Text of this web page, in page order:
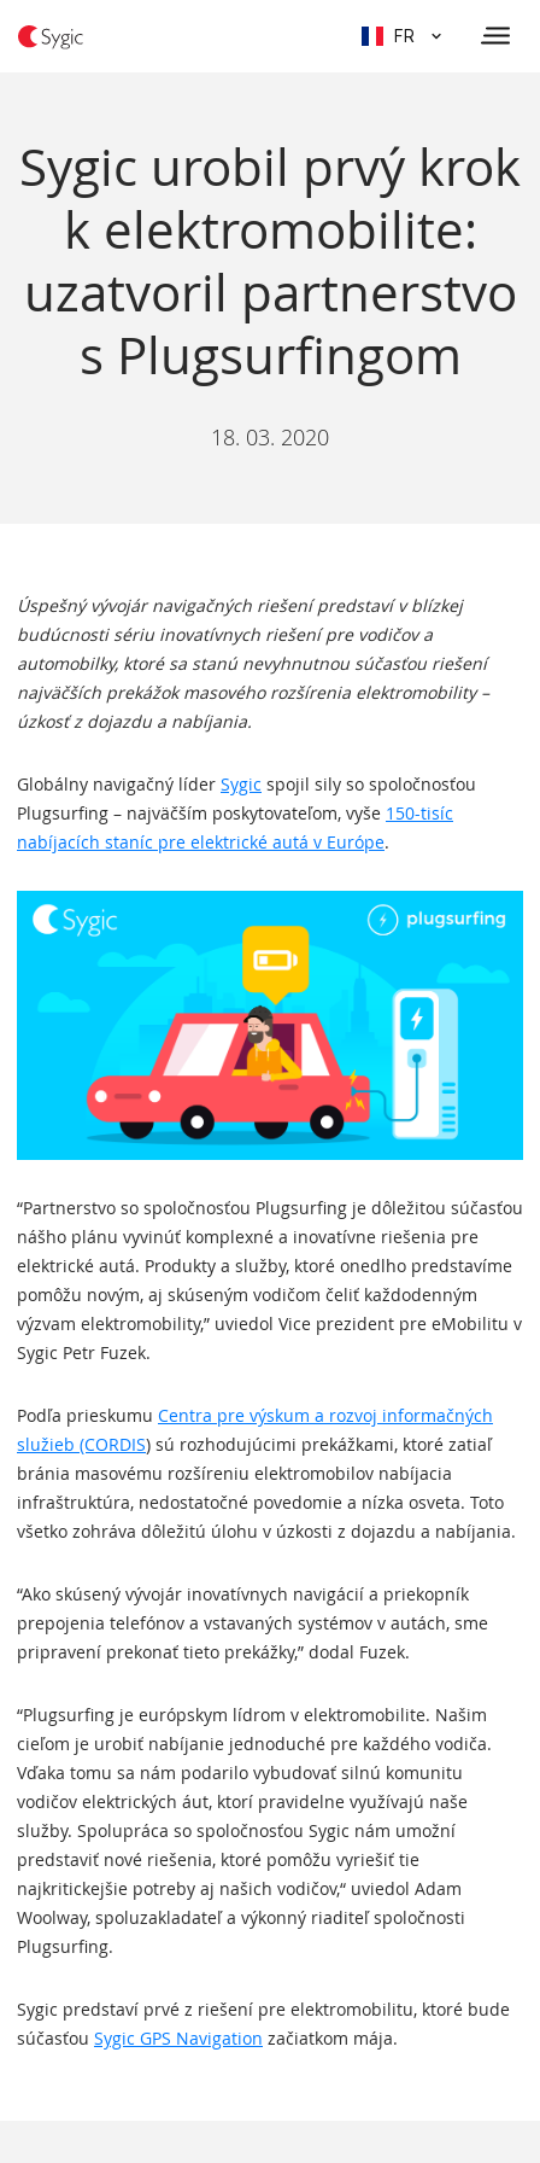
FR
Sygic urobil prvý krok
k elektromobilite:
uzatvoril partnerstvo
s Plugsurfingom
18. 03. 2020
Úspešný vývojár navigačných riešení predstaví v blízkej
budúcnosti sériu inovatívnych riešení pre vodičov a
automobilky, ktoré sa stanú nevyhnutnou súčasťou riešení
najväčších prekážok masového rozšírenia elektromobility –
úzkosť z dojazdu a nabíjania.
Globálny navigačný líder Sygic spojil sily so spoločnosťou
Plugsurfing – najväčším poskytovateľom, vyše 150-tisíc
nabíjacích staníc pre elektrické autá v Európe.
“Partnerstvo so spoločnosťou Plugsurfing je dôležitou súčasťou
nášho plánu vyvinúť komplexné a inovatívne riešenia pre
elektrické autá. Produkty a služby, ktoré onedlho predstavíme
pomôžu novým, aj skúseným vodičom čeliť každodenným
výzvam elektromobility,” uviedol Vice prezident pre eMobilitu v
Sygic Petr Fuzek.
Podľa prieskumu Centra pre výskum a rozvoj informačných
služieb (CORDIS) sú rozhodujúcimi prekážkami, ktoré zatiaľ
bránia masovému rozšíreniu elektromobilov nabíjacia
infraštruktúra, nedostatočné povedomie a nízka osveta. Toto
všetko zohráva dôležitú úlohu v úzkosti z dojazdu a nabíjania.
“Ako skúsený vývojár inovatívnych navigácií a priekopník
prepojenia telefónov a vstavaných systémov v autách, sme
pripravení prekonať tieto prekážky,” dodal Fuzek.
“Plugsurfing je európskym lídrom v elektromobilite. Našim
cieľom je urobiť nabíjanie jednoduché pre každého vodiča.
Vďaka tomu sa nám podarilo vybudovať silnú komunitu
vodičov elektrických áut, ktorí pravidelne využívajú naše
služby. Spolupráca so spoločnosťou Sygic nám umožní
predstaviť nové riešenia, ktoré pomôžu vyriešiť tie
najkritickejšie potreby aj našich vodičov,“ uviedol Adam
Woolway, spoluzakladateľ a výkonný riaditeľ spoločnosti
Plugsurfing.
Sygic predstaví prvé z riešení pre elektromobilitu, ktoré bude
súčasťou Sygic GPS Navigation začiatkom mája.